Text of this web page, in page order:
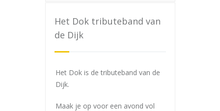
Het Dok tributeband van
de Dijk
Het Dok is de tributeband van de
Dijk.
Maak je op voor een avond vol